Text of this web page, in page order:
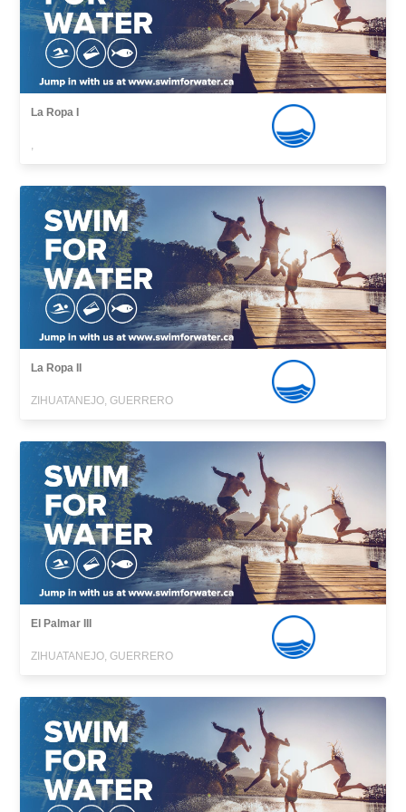
La Ropa I
,
La Ropa II
ZIHUATANEJO, GUERRERO
El Palmar III
ZIHUATANEJO, GUERRERO